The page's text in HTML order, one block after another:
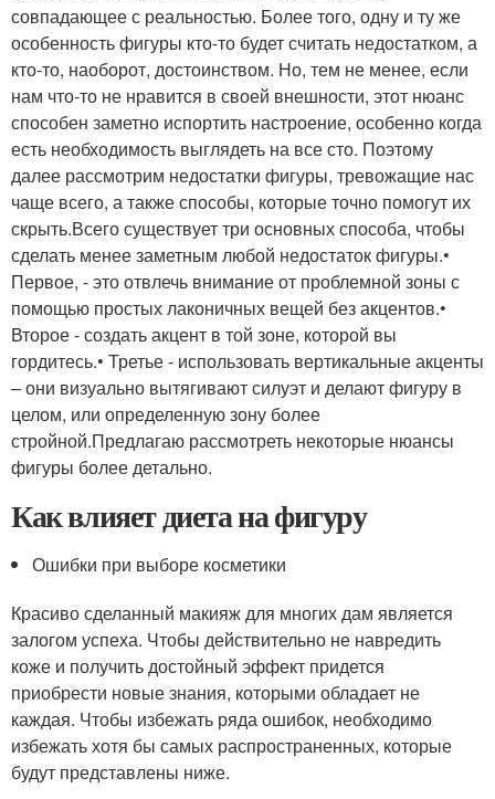
совпадающее с реальностью. Более того, одну и ту же
особенность фигуры кто-то будет считать недостатком, а
кто-то, наоборот, достоинством. Но, тем не менее, если
нам что-то не нравится в своей внешности, этот нюанс
способен заметно испортить настроение, особенно когда
есть необходимость выглядеть на все сто. Поэтому
далее рассмотрим недостатки фигуры, тревожащие нас
чаще всего, а также способы, которые точно помогут их
скрыть.Всего существует три основных способа, чтобы
сделать менее заметным любой недостаток фигуры.•
Первое, - это отвлечь внимание от проблемной зоны с
помощью простых лаконичных вещей без акцентов.•
Второе - создать акцент в той зоне, которой вы
гордитесь.• Третье - использовать вертикальные акценты
– они визуально вытягивают силуэт и делают фигуру в
целом, или определенную зону более
стройной.Предлагаю рассмотреть некоторые нюансы
фигуры более детально.
Как влияет диета на фигуру
Ошибки при выборе косметики
Красиво сделанный макияж для многих дам является
залогом успеха. Чтобы действительно не навредить
коже и получить достойный эффект придется
приобрести новые знания, которыми обладает не
каждая. Чтобы избежать ряда ошибок, необходимо
избежать хотя бы самых распространенных, которые
будут представлены ниже.